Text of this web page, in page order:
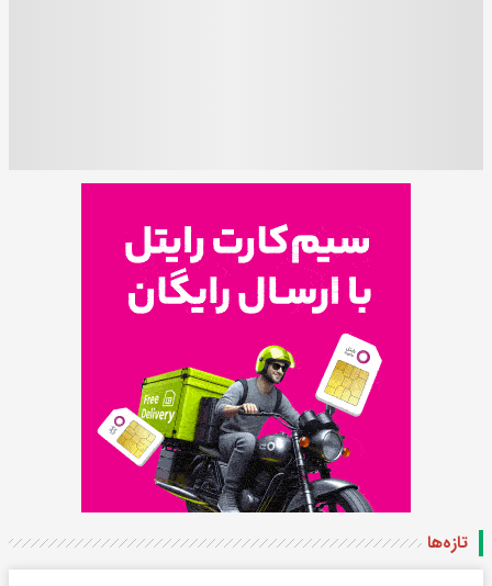
تازه‌ها